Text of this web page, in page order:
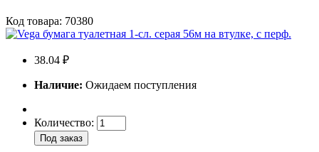
Код товара: 70380
38.04 ₽
Наличие: Ожидаем поступления
Количество:
Под заказ